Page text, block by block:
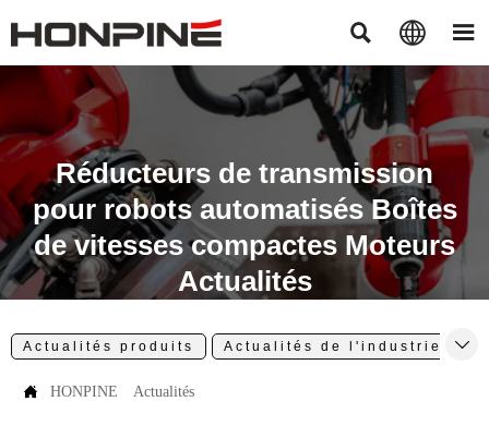
  
Réducteurs de transmission
pour robots automatisés Boîtes
de vitesses compactes Moteurs
Actualités
Actualités produits Actualités de l'industrie 
 HONPINE Actualités